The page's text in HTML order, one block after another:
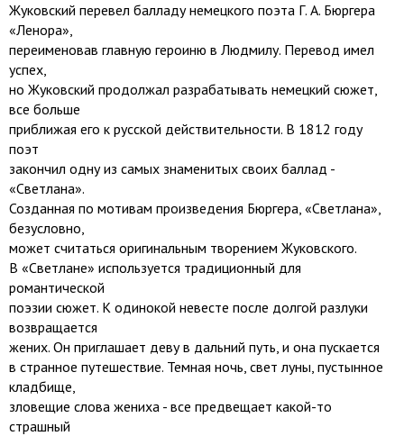
Жуковский перевел балладу немецкого поэта Г. А. Бюргера
«Ленора»,
переименовав главную героиню в Людмилу. Перевод имел
успех,
но Жуковский продолжал разрабатывать немецкий сюжет,
все больше
приближая его к русской действительности. В 1812 году
поэт
закончил одну из самых знаменитых своих баллад -
«Светлана».
Созданная по мотивам произведения Бюргера, «Светлана»,
безусловно,
может считаться оригинальным творением Жуковского.
В «Светлане» используется традиционный для
романтической
поэзии сюжет. К одинокой невесте после долгой разлуки
возвращается
жених. Он приглашает деву в дальний путь, и она пускается
в странное путешествие. Темная ночь, свет луны, пустынное
кладбище,
зловещие слова жениха - все предвещает какой-то
страшный